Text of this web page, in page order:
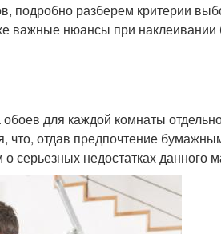
подробно разберем критерии
важные нюансы при наклеивании
для каждой комнаты
что, отдав предпочтение
серьезных недостатках данного